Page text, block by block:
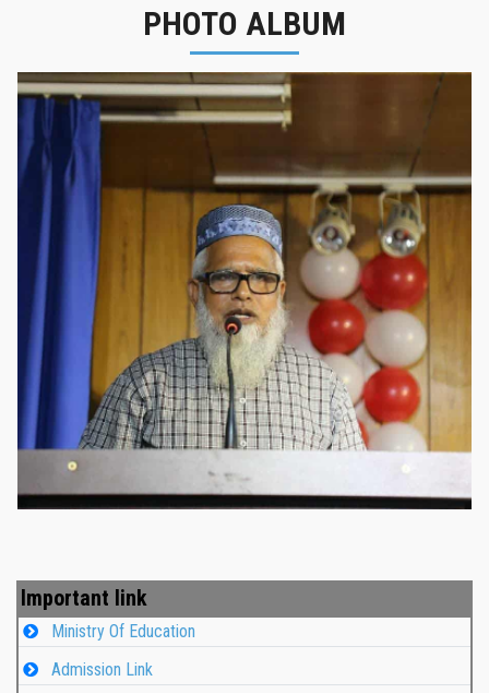
PHOTO ALBUM
নবীনবরণ - ২০২৫
Important link
Ministry Of Education
Admission Link